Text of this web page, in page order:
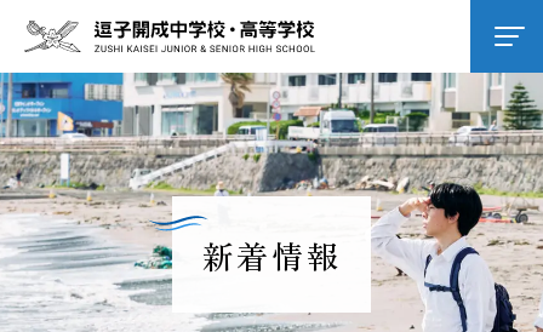
学校紹介
逗子開成の教育
学校生活
新着情報